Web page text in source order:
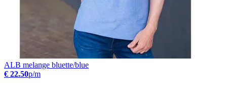
ALB melange bluette/blue
€ 22.50p/m